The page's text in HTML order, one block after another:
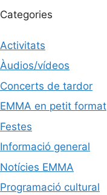
Categories
Activitats
Àudios/vídeos
Concerts de tardor
EMMA en petit format
Festes
Informació general
Notícies EMMA
Programació cultural